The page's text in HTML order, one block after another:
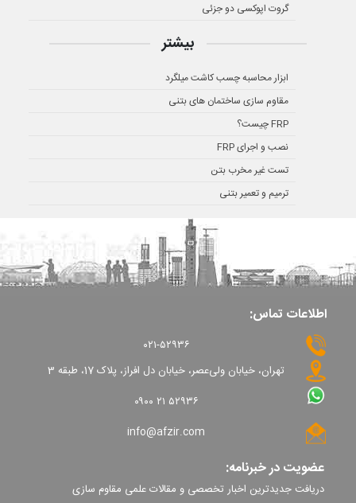
گروت اپوکسی دو جزئی
بیشتر
ابزار محاسبه چسب کاشت میلگرد
مقاوم سازی ساختمان های بتنی
FRP چیست؟
نصب و اجرای FRP
تست غیر مخرب بتن
ترمیم و تعمیر بتنی
اطلاعات تماس:
۰۲۱-۵۲۹۳۶
تهران، خیابان ولی‌عصر، خیابان دل افراز، پلاک 17، طبقه 3
۰۹۰۰ ۲۱ ۵۲۹۳۶
info@afzir.com
عضویت در خبرنامه:
دریافت جدیدترین اخبار تخصصی و مقالات علمی مقاوم سازی